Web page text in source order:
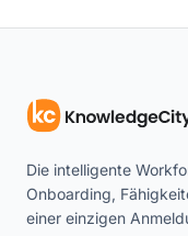
Die intelligente
Onboarding,
einer einzigen